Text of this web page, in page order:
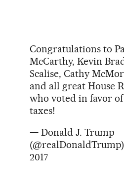
Congratulations to
McCarthy, Kevin
Scalise, Cathy
and all great House
who voted in favor
taxes!
— Donald J. Trump
(@realDonaldTrump)
2017